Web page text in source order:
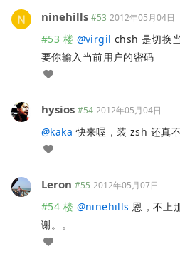
ninehills #53 2012年05月04日
#53 楼 @virgil chsh 是切换
要你输入当前用户的密码
hysios #54 2012年05月04日
@kaka 快来喔，装 zsh 还真
Leron #55 2012年05月07日
#54 楼 @ninehills 恩，不上
谢。。